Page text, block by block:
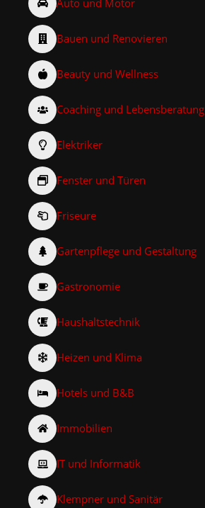
Auto und Motor
Bauen und Renovieren
Beauty und Wellness
Coaching und Lebensberatung
Elektriker
Fenster und Türen
Friseure
Gartenpflege und Gestaltung
Gastronomie
Haushaltstechnik
Heizen und Klima
Hotels und B&B
Immobilien
IT und Informatik
Klempner und Sanitär